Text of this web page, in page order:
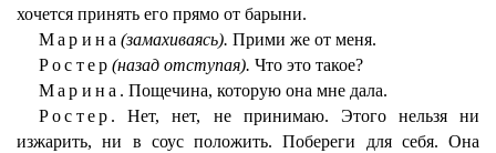
хочется принять его прямо от барыни.
Марина (замахиваясь). Прими же от меня.
Ростер (назад отступая). Что это такое?
Марина. Пощечина, которую она мне дала.
Ростер. Нет, нет, не принимаю. Этого нельзя ни
изжарить, ни в соус положить. Побереги для себя. Она